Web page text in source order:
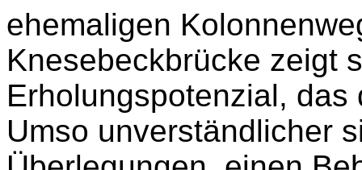
ehemaligen
Knesebeckbrücke zeigt
Erholungspotenzial,
Umso unverständlicher